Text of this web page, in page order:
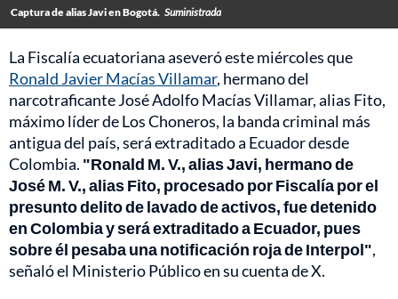
Captura de alias Javi en Bogotá. Suministrada
La Fiscalía ecuatoriana aseveró este miércoles que
Ronald Javier Macías Villamar, hermano del
narcotraficante José Adolfo Macías Villamar, alias Fito,
máximo líder de Los Choneros, la banda criminal más
antigua del país, será extraditado a Ecuador desde
Colombia. "Ronald M. V., alias Javi, hermano de
José M. V., alias Fito, procesado por Fiscalía por el
presunto delito de lavado de activos, fue detenido
en Colombia y será extraditado a Ecuador, pues
sobre él pesaba una notificación roja de Interpol",
señaló el Ministerio Público en su cuenta de X.